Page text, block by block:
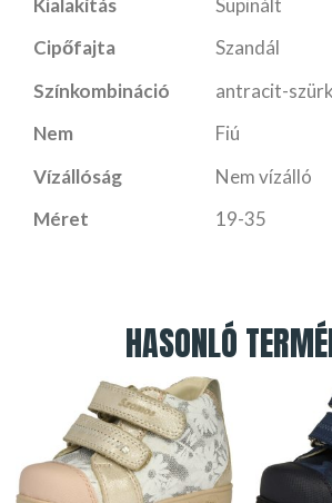
Kialakítás
Supinált
Cipőfajta
Szandál
Színkombináció
antracit-
Nem
Fiú
Vízállóság
Nem vízálló
Méret
19-35
HASONLÓ